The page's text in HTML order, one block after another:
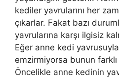
kediler yavrularını her
çıkarlar. Fakat bazı
yavrularına karşı ilgisiz
Eğer anne kedi
emzirmiyorsa bunun
Öncelikle anne kedinin